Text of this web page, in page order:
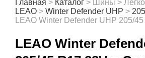
Главная > Каталог > Шины >
LEAO > Winter Defender UHP >
LEAO Winter Defender UHP 205/
LEAO Winter